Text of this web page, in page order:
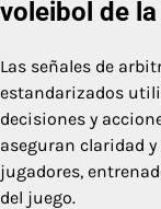
voleibol de la
Las señales de
estandarizados
decisiones y
aseguran claridad
jugadores,
del juego.